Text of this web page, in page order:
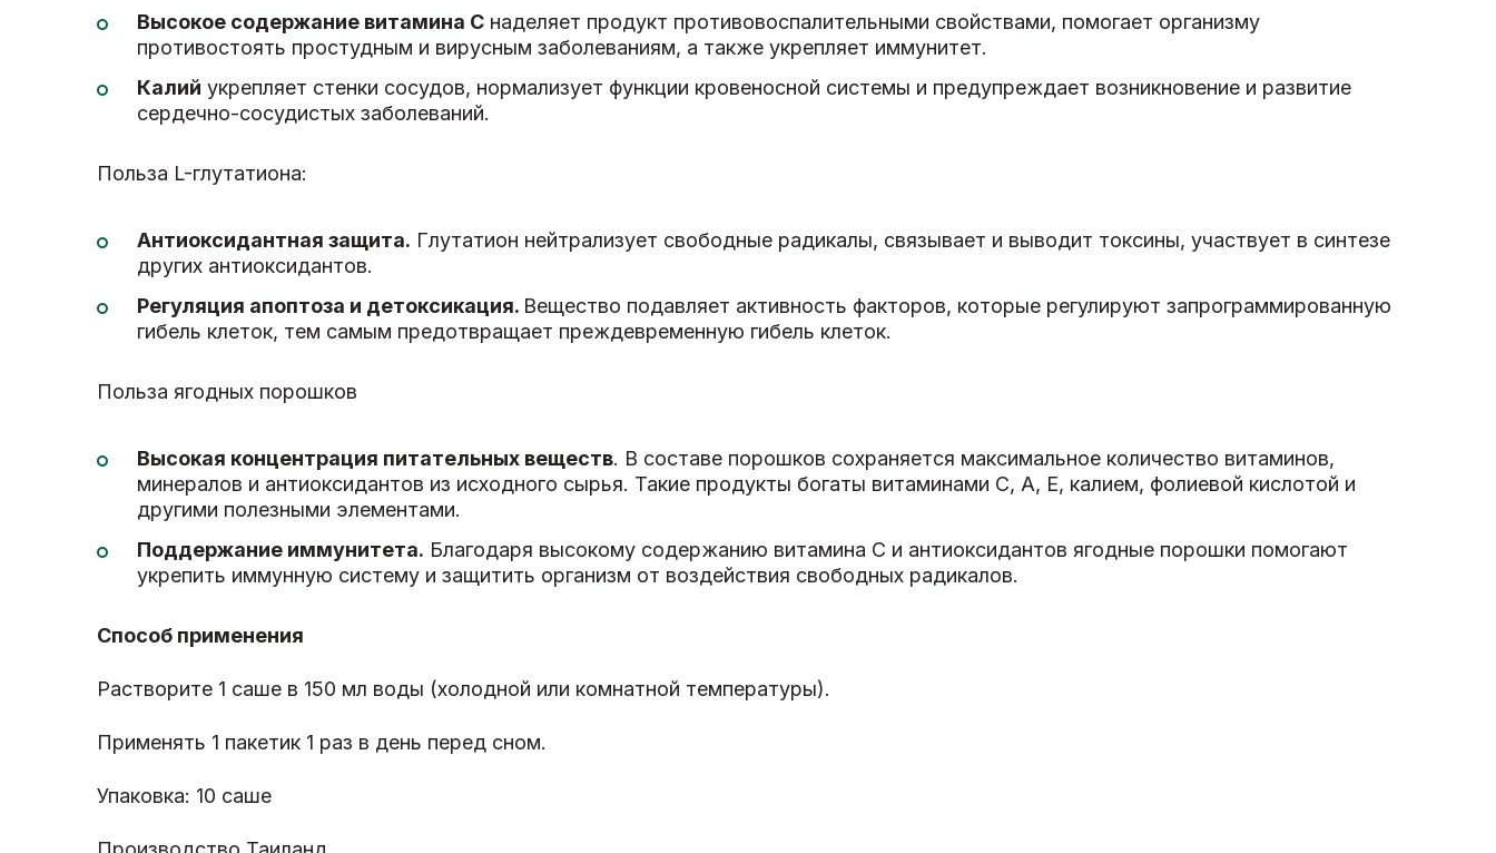
Высокое содержание витамина С наделяет продукт противовоспалительными свойствами, помогает организму
противостоять простудным и вирусным заболеваниям, а также укрепляет иммунитет.
Калий укрепляет стенки сосудов, нормализует функции кровеносной системы и предупреждает возникновение и развитие
сердечно-сосудистых заболеваний.
Польза L-глутатиона:
Антиоксидантная защита. Глутатион нейтрализует свободные радикалы, связывает и выводит токсины, участвует в синтезе
других антиоксидантов.
Регуляция апоптоза и детоксикация. Вещество подавляет активность факторов, которые регулируют запрограммированную
гибель клеток, тем самым предотвращает преждевременную гибель клеток.
Польза ягодных порошков
Высокая концентрация питательных веществ. В составе порошков сохраняется максимальное количество витаминов,
минералов и антиоксидантов из исходного сырья. Такие продукты богаты витаминами С, А, Е, калием, фолиевой кислотой и
другими полезными элементами.
Поддержание иммунитета. Благодаря высокому содержанию витамина С и антиоксидантов ягодные порошки помогают
укрепить иммунную систему и защитить организм от воздействия свободных радикалов.
Способ применения
Растворите 1 саше в 150 мл воды (холодной или комнатной температуры).
Применять 1 пакетик 1 раз в день перед сном.
Упаковка: 10 саше